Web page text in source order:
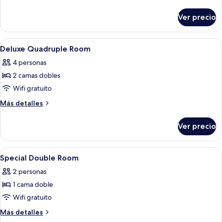
cuádruple
Deluxe
Ver precio
Abrir
todas
las
fotos
de
Deluxe
Caja de seguridad en la habitación
4
Deluxe Quadruple Room
4 personas
2 camas dobles
Wifi gratuito
Más detalles
Más
Quadruple
Room
Ver precio
Abrir
todas
las
fotos
de
Special
Caja de seguridad en la habitación
4
Special Double Room
2 personas
1 cama doble
Wifi gratuito
Más detalles
Más